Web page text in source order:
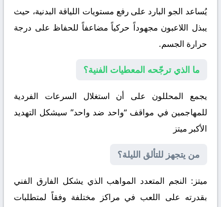
يُساعد الجو البارد على رفع مستويات اللياقة البدنية، حيث
يبذل اللاعبون مجهوداً حركياً مضاعفاً للحفاظ على درجة
حرارة الجسم.
ما الذي ترجّحه المعطيات الفنية؟
يجمع المحللون على أن استغلال السرعات الفردية
للمهاجمين في مواقف “واحد ضد واحد” سيشكل التهديد
الأكبر ميتز
من يتجهز للتألق الليلة؟
ميتز: النجم المتعدد المواهب الذي يشكل الفارق الفني
بقدرته على اللعب في مراكز مختلفة وفقاً لمتطلبات